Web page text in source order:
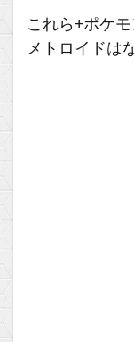
これら+ポケ
メトロイドは